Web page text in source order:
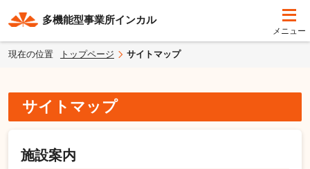
多機能型事業所インカル
現在の位置 トップページ サイトマップ
サイトマップ
施設案内